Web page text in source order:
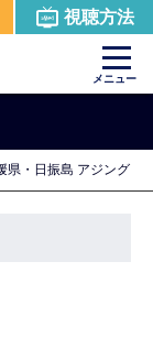
視聴方法
メニュー
県・日振島 アジング